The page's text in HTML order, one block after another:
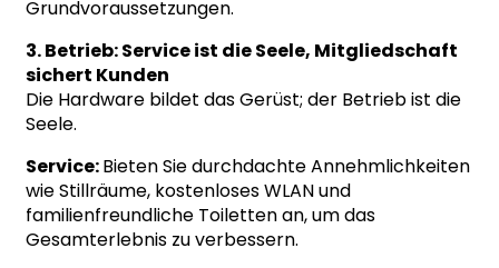
Grundvoraussetzungen.
3. Betrieb: Service ist die Seele, Mitgliedschaft
sichert Kunden
Die Hardware bildet das Gerüst; der Betrieb ist die
Seele.
Service:Bieten Sie durchdachte Annehmlichkeiten
wie Stillräume, kostenloses WLAN und
familienfreundliche Toiletten an, um das
Gesamterlebnis zu verbessern.